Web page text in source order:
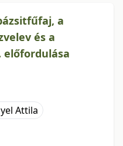
a
és a
előfordulása
Attila